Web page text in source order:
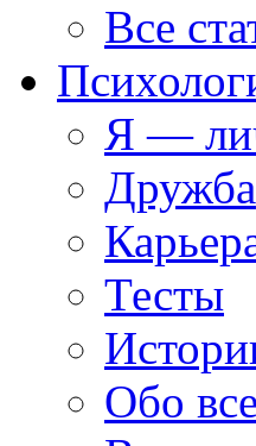
Все
Я —
Дружба
Тесты
Обо